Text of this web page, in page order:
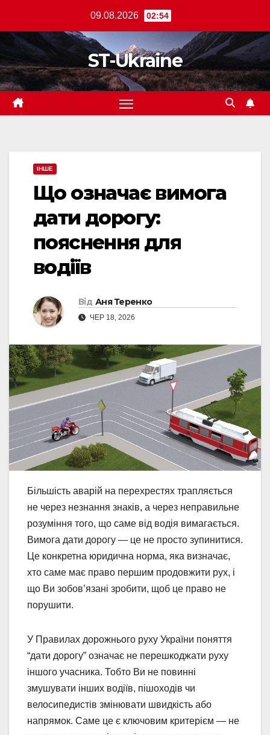
вмісту
09.08.2026 02:54
ST-Ukraine
ІНШЕ
Що означає вимога
дати дорогу:
пояснення для
водіїв
Від Аня Теренко
ЧЕР 18, 2026
Більшість аварій на перехрестях трапляється
не через незнання знаків, а через неправильне
розуміння того, що саме від водія вимагається.
Вимога дати дорогу — це не просто зупинитися.
Це конкретна юридична норма, яка визначає,
хто саме має право першим продовжити рух, і
що Ви зобов’язані зробити, щоб це право не
порушити.
У Правилах дорожнього руху України поняття
“дати дорогу” означає не перешкоджати руху
іншого учасника. Тобто Ви не повинні
змушувати інших водіїв, пішоходів чи
велосипедистів змінювати швидкість або
напрямок. Саме це є ключовим критерієм — не